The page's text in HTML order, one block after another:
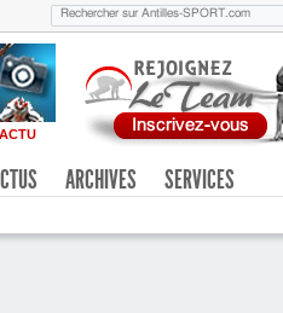
ARCHIVES SERVICES